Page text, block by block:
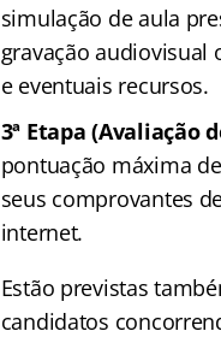
simulação de aula
gravação audiovisual
e eventuais recursos.
3ª Etapa (Avaliação
pontuação máxima
seus comprovantes
internet.
Estão previstas
candidatos